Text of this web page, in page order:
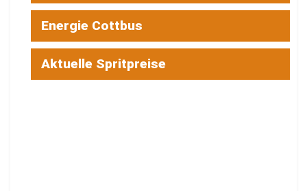
Energie Cottbus
Aktuelle Spritpreise